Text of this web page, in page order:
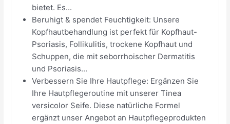
bietet. Es...
Beruhigt & spendet Feuchtigkeit: Unsere
Kopfhautbehandlung ist perfekt für Kopfhaut-
Psoriasis, Follikulitis, trockene Kopfhaut und
Schuppen, die mit seborrhoischer Dermatitis
und Psoriasis...
Verbessern Sie Ihre Hautpflege: Ergänzen Sie
Ihre Hautpflegeroutine mit unserer Tinea
versicolor Seife. Diese natürliche Formel
ergänzt unser Angebot an Hautpflegeprodukten